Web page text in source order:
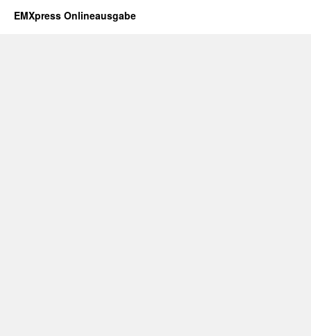
EMXpress Onlineausgabe